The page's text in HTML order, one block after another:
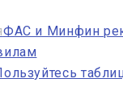
ФАС и Минфин